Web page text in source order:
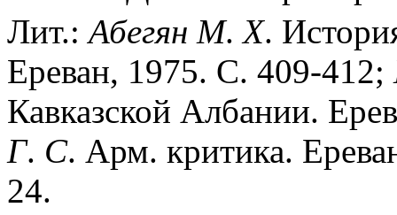
Лит.:Абегян М.Х.
Ереван, 1975. С. 409-412;
Кавказской Албании.
Г. С. Арм. критика.
24.